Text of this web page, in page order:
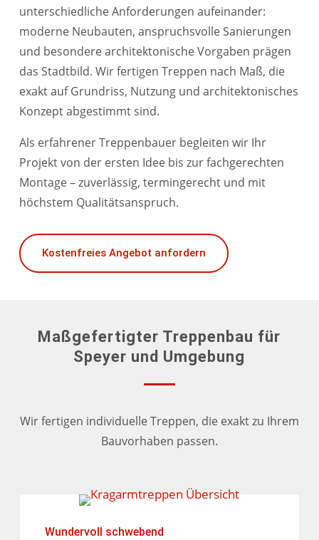
unterschiedliche Anforderungen aufeinander:
moderne Neubauten, anspruchsvolle Sanierungen
und besondere architektonische Vorgaben prägen
das Stadtbild. Wir fertigen Treppen nach Maß, die
exakt auf Grundriss, Nutzung und architektonisches
Konzept abgestimmt sind.
Als erfahrener Treppenbauer begleiten wir Ihr
Projekt von der ersten Idee bis zur fachgerechten
Montage – zuverlässig, termingerecht und mit
höchstem Qualitätsanspruch.
Kostenfreies Angebot anfordern
Maßgefertigter Treppenbau für
Speyer und Umgebung
Wir fertigen individuelle Treppen, die exakt zu Ihrem
Bauvorhaben passen.
Wundervoll schwebend